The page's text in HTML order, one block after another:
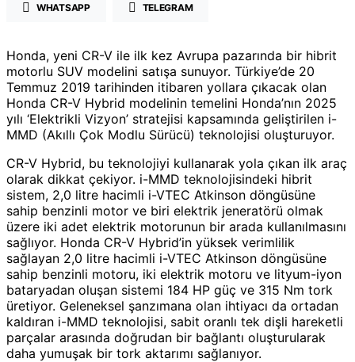
WHATSAPP TELEGRAM
Honda, yeni CR-V ile ilk kez Avrupa pazarında bir hibrit
motorlu SUV modelini satışa sunuyor. Türkiye’de 20
Temmuz 2019 tarihinden itibaren yollara çıkacak olan
Honda CR-V Hybrid modelinin temelini Honda’nın 2025
yılı ‘Elektrikli Vizyon’ stratejisi kapsamında geliştirilen i-
MMD (Akıllı Çok Modlu Sürücü) teknolojisi oluşturuyor.
CR-V Hybrid, bu teknolojiyi kullanarak yola çıkan ilk araç
olarak dikkat çekiyor. i-MMD teknolojisindeki hibrit
sistem, 2,0 litre hacimli i-VTEC Atkinson döngüsüne
sahip benzinli motor ve biri elektrik jeneratörü olmak
üzere iki adet elektrik motorunun bir arada kullanılmasını
sağlıyor. Honda CR-V Hybrid’in yüksek verimlilik
sağlayan 2,0 litre hacimli i-VTEC Atkinson döngüsüne
sahip benzinli motoru, iki elektrik motoru ve lityum-iyon
bataryadan oluşan sistemi 184 HP güç ve 315 Nm tork
üretiyor. Geleneksel şanzımana olan ihtiyacı da ortadan
kaldıran i-MMD teknolojisi, sabit oranlı tek dişli hareketli
parçalar arasında doğrudan bir bağlantı oluşturularak
daha yumuşak bir tork aktarımı sağlanıyor.